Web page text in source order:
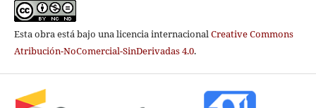
Esta obra está bajo una licencia internacionalCreative Commons
Atribución-NoComercial-SinDerivadas 4.0.